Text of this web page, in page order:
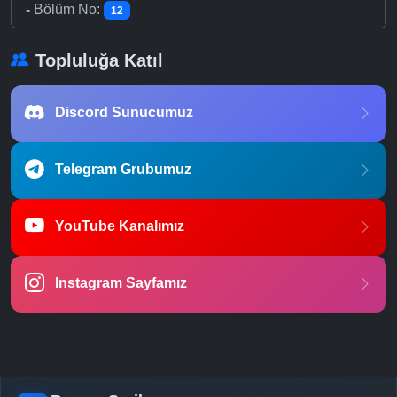
- Bölüm No: 12
Topluluğa Katıl
Discord Sunucumuz
Telegram Grubumuz
YouTube Kanalımız
Instagram Sayfamız